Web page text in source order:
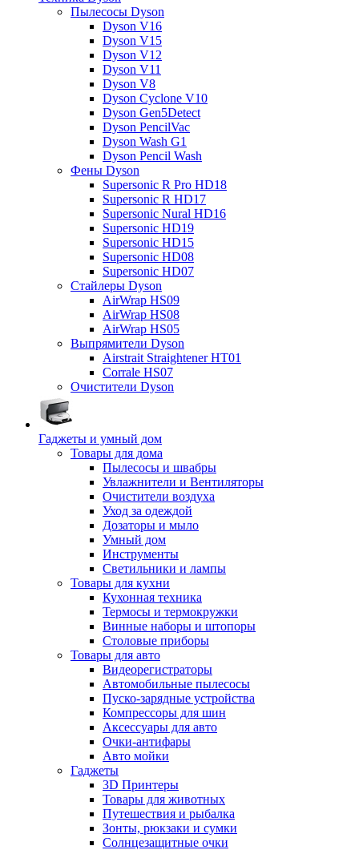
Пылесосы Dyson
Dyson V16
Dyson V15
Dyson V12
Dyson V11
Dyson V8
Dyson Cyclone V10
Dyson Gen5Detect
Dyson PencilVac
Dyson Wash G1
Dyson Pencil Wash
Фены Dyson
Supersonic R Pro HD18
Supersonic R HD17
Supersonic Nural HD16
Supersonic HD19
Supersonic HD15
Supersonic HD08
Supersonic HD07
Стайлеры Dyson
AirWrap HS09
AirWrap HS08
AirWrap HS05
Выпрямители Dyson
Airstrait Straightener HT01
Corrale HS07
Очистители Dyson
Гаджеты и умный дом
Товары для дома
Пылесосы и швабры
Увлажнители и Вентиляторы
Очистители воздуха
Уход за одеждой
Дозаторы и мыло
Умный дом
Инструменты
Светильники и лампы
Товары для кухни
Кухонная техника
Термосы и термокружки
Винные наборы и штопоры
Столовые приборы
Товары для авто
Видеорегистраторы
Автомобильные пылесосы
Пуско-зарядные устройства
Компрессоры для шин
Аксессуары для авто
Очки-антифары
Авто мойки
Гаджеты
3D Принтеры
Товары для животных
Путешествия и рыбалка
Зонты, рюкзаки и сумки
Солнцезащитные очки